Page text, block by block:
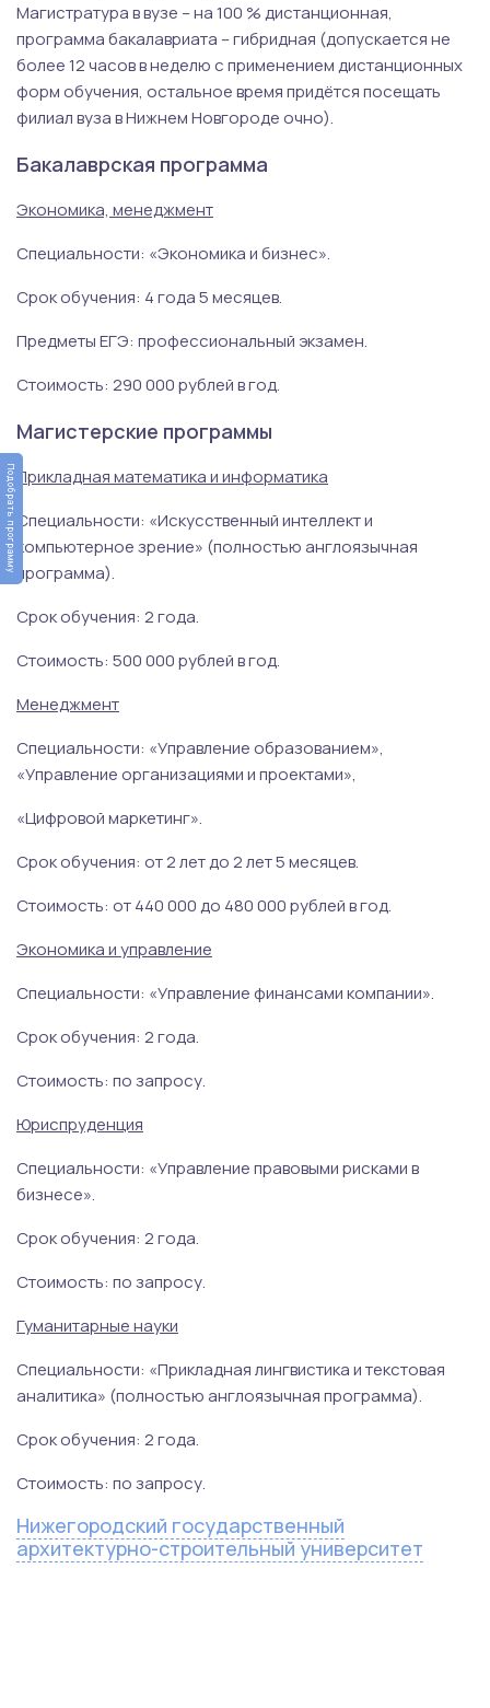
Магистратура в вузе – на 100 % дистанционная,
программа бакалавриата – гибридная (допускается не
более 12 часов в неделю с применением дистанционных
форм обучения, остальное время придётся посещать
филиал вуза в Нижнем Новгороде очно).
Бакалаврская программа
Экономика, менеджмент
Специальности: «Экономика и бизнес».
Срок обучения: 4 года 5 месяцев.
Предметы ЕГЭ: профессиональный экзамен.
Стоимость: 290 000 рублей в год.
Магистерские программы
Прикладная математика и информатика
Специальности: «Искусственный интеллект и
компьютерное зрение» (полностью англоязычная
программа).
Срок обучения: 2 года.
Стоимость: 500 000 рублей в год.
Менеджмент
Специальности: «Управление образованием»,
«Управление организациями и проектами»,
«Цифровой маркетинг».
Срок обучения: от 2 лет до 2 лет 5 месяцев.
Стоимость: от 440 000 до 480 000 рублей в год.
Экономика и управление
Специальности: «Управление финансами компании».
Срок обучения: 2 года.
Стоимость: по запросу.
Юриспруденция
Специальности: «Управление правовыми рисками в
бизнесе».
Срок обучения: 2 года.
Стоимость: по запросу.
Гуманитарные науки
Специальности: «Прикладная лингвистика и текстовая
аналитика» (полностью англоязычная программа).
Срок обучения: 2 года.
Стоимость: по запросу.
Нижегородский государственный
архитектурно-строительный университет
Подобрать программу